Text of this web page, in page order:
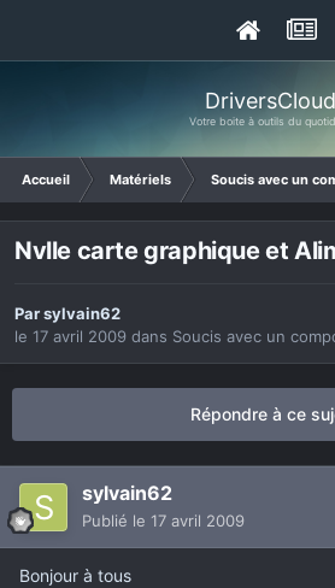
DriversCloud
Votre boite à outils du
Accueil Matériels Soucis avec un
Nvlle carte graphique et
Parsylvain62
le 17 avril 2009 dans Soucis avec un
Répondre à ce
sylvain62
Publié le 17 avril 2009
Bonjour à tous